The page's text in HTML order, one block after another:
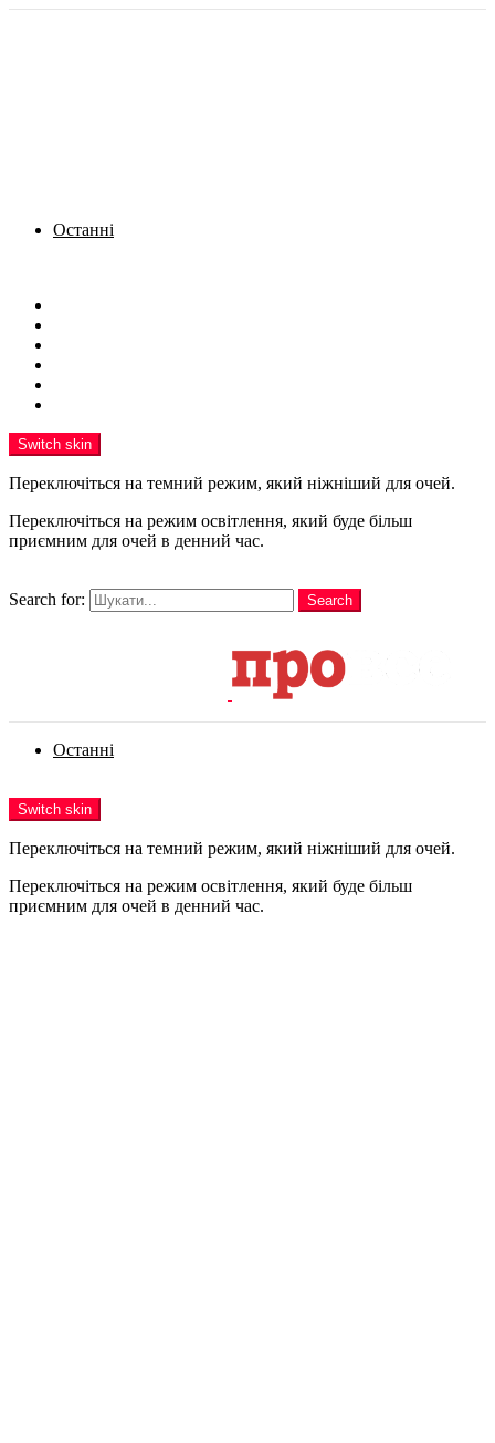
Останні
Switch skin
Переключіться на темний режим, який ніжніший для очей.
Переключіться на режим освітлення, який буде більш
приємним для очей в денний час.
Search for:
Search
Останні
Switch skin
Переключіться на темний режим, який ніжніший для очей.
Переключіться на режим освітлення, який буде більш
приємним для очей в денний час.